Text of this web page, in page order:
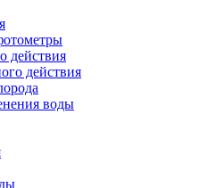
действия
действия
воды